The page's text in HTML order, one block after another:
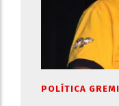
POLÍTICA